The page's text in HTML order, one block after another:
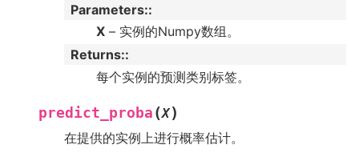
Parameters:
X – 实例的Numpy数组。
Returns:
每个实例的预测类别标签。
predict_proba (X)
在提供的实例上进行概率估计。